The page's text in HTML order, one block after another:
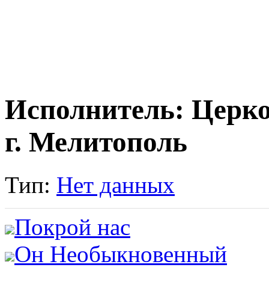
Исполнитель:
г. Мелитополь
Тип: Нет данных
Покрой нас
Он Необыкновенный